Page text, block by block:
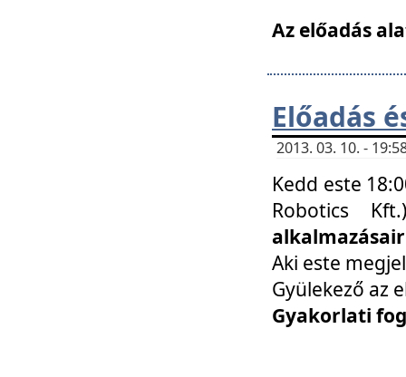
Az előadás
Előadás
2013. 03. 10. -
Kedd este
Robotics
Aki este
Gyülekező az
Gyakorlati